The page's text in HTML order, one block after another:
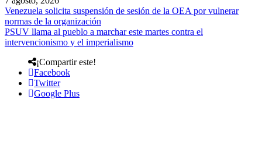
Venezuela solicita suspensión de sesión de la OEA por vulnerar
normas de la organización
PSUV llama al pueblo a marchar este martes contra el
intervencionismo y el imperialismo
¡Compartir este!
Facebook
Twitter
Google Plus